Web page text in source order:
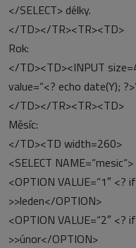
</SELECT> délky.
</TD></TR><TR><TD>
Rok:
</TD><TD><INPUT
value=“<? echo date(Y);
</TD></TR><TR><TD>
Měsíc:
</TD><TD width=260>
<SELECT NAME=“mesic“>
<OPTION VALUE=“1″ <?
>>leden</OPTION>
<OPTION VALUE=“2″ <?
>>únor</OPTION>